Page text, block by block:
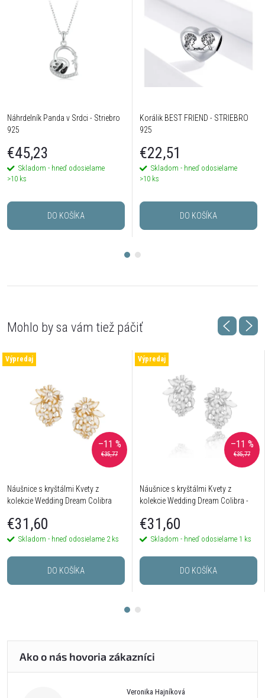
Náhrdelník Panda v Srdci - Striebro
925
€45,23
Skladom - hneď odosielame
>10 ks
DO KOŠÍKA
Korálik BEST FRIEND - STRIEBRO
925
€22,51
Skladom - hneď odosielame
>10 ks
DO KOŠÍKA
Výpredaj
€35,77
–11 %
Náušnice s kryštálmi Kvety z
kolekcie Wedding Dream Colibra
€31,60
Skladom - hneď odosielame 2 ks
DO KOŠÍKA
Výpredaj
€35,77
–11 %
Náušnice s kryštálmi Kvety z
kolekcie Wedding Dream Colibra -
€31,60
Skladom - hneď odosielame 1 ks
DO KOŠÍKA
Veronika Hajníková